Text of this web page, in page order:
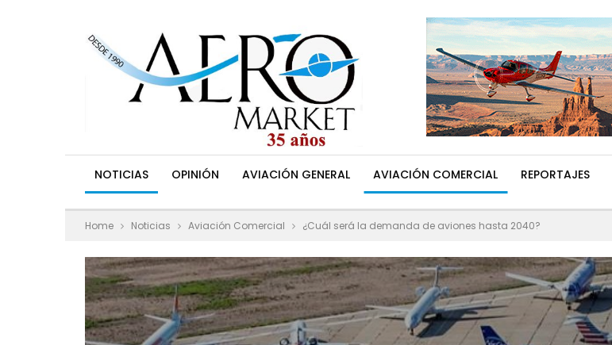
NOTICIAS OPINIÓN AVIACIÓN GENERAL AVIACIÓN COMERCIAL REPORTAJES
Home Noticias Aviación Comercial ¿Cuál será la demanda de aviones hasta 2040?